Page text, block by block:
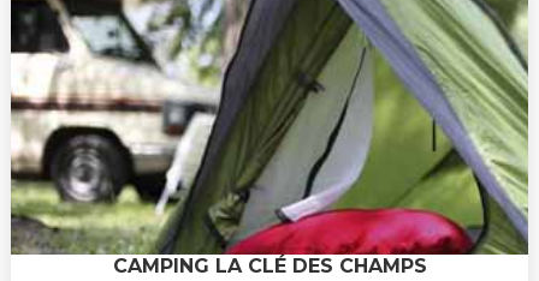
CAMPING LA CLÉ DES CHAMPS